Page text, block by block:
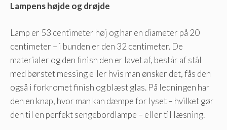
Lampens højde og drøjde
Lamp er 53 centimeter høj og har en diameter på 20
centimeter – i bunden er den 32 centimeter. De
materialer og den finish den er lavet af, består af stål
med børstet messing eller hvis man ønsker det, fås den
også i forkromet finish og blæst glas. På ledningen har
den en knap, hvor man kan dæmpe for lyset – hvilket gør
den til en perfekt sengebordlampe – eller til læsning.